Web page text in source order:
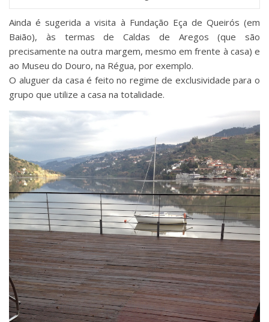
Ainda é sugerida a visita à Fundação Eça de Queirós (em
Baião), às termas de Caldas de Aregos (que são
precisamente na outra margem, mesmo em frente à casa) e
ao Museu do Douro, na Régua, por exemplo.
O aluguer da casa é feito no regime de exclusividade para o
grupo que utilize a casa na totalidade.